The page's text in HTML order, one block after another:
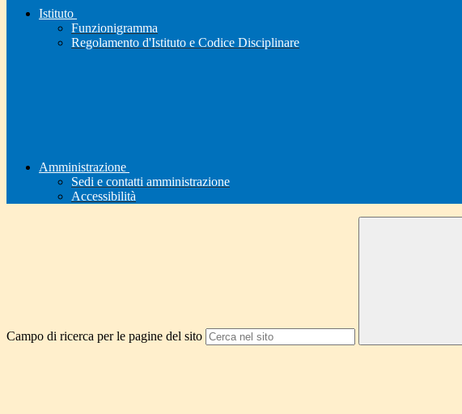
Istituto
Funzionigramma
Regolamento d'Istituto e Codice Disciplinare
Amministrazione
Sedi e contatti amministrazione
Accessibilità
Campo di ricerca per le pagine del sito